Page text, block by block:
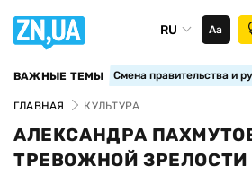
RU Аа
ВАЖНЫЕ ТЕМЫ Смена правительства и
ГЛАВНАЯ КУЛЬТУРА
АЛЕКСАНДРА
ТРЕВОЖНОЙ ЗРЕЛОСТИ